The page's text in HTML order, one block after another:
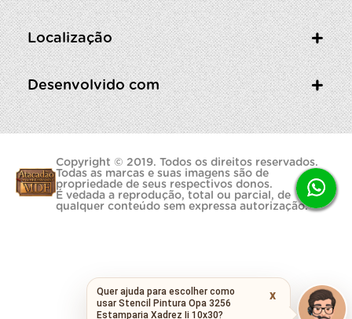
Localização
Desenvolvido com
Copyright © 2019. Todos os direitos reservados.
Todas as marcas e suas imagens são de
propriedade de seus respectivos donos.
É vedada a reprodução, total ou parcial, de
qualquer conteúdo sem expressa autorização.